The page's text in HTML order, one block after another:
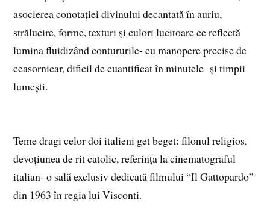
asocierea conotației divinului decantată în auriu,
strălucire, forme, texturi și culori lucitoare ce reflectă
lumina fluidizând contururile- cu manopere precise de
ceasornicar, dificil de cuantificat în minutele și timpii
lumești.
Teme dragi celor doi italieni get beget: filonul religios,
devoțiunea de rit catolic, referința la cinematograful
italian- o sală exclusiv dedicată filmului “Il Gattopardo”
din 1963 în regia lui Visconti.